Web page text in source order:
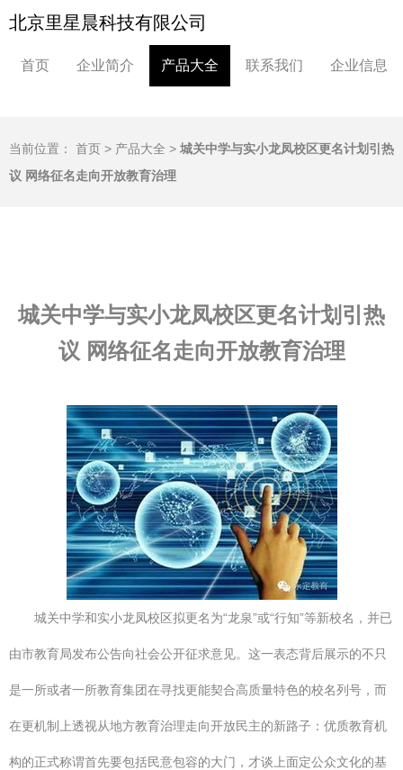
北京里星晨科技有限公司
首页 企业简介 产品大全 联系我们 企业信息
当前位置： 首页 > 产品大全 > 城关中学与实小龙凤校区更名计划引热
议 网络征名走向开放教育治理
城关中学与实小龙凤校区更名计划引热
议 网络征名走向开放教育治理
城关中学和实小龙凤校区拟更名为“龙泉”或“行知”等新校名，并已
由市教育局发布公告向社会公开征求意见。这一表态背后展示的不只
是一所或者一所教育集团在寻找更能契合高质量特色的校名列号，而
在更机制上透视从地方教育治理走向开放民主的新路子：优质教育机
构的正式称谓首先要包括民意包容的大门，才谈上面定公众文化的基